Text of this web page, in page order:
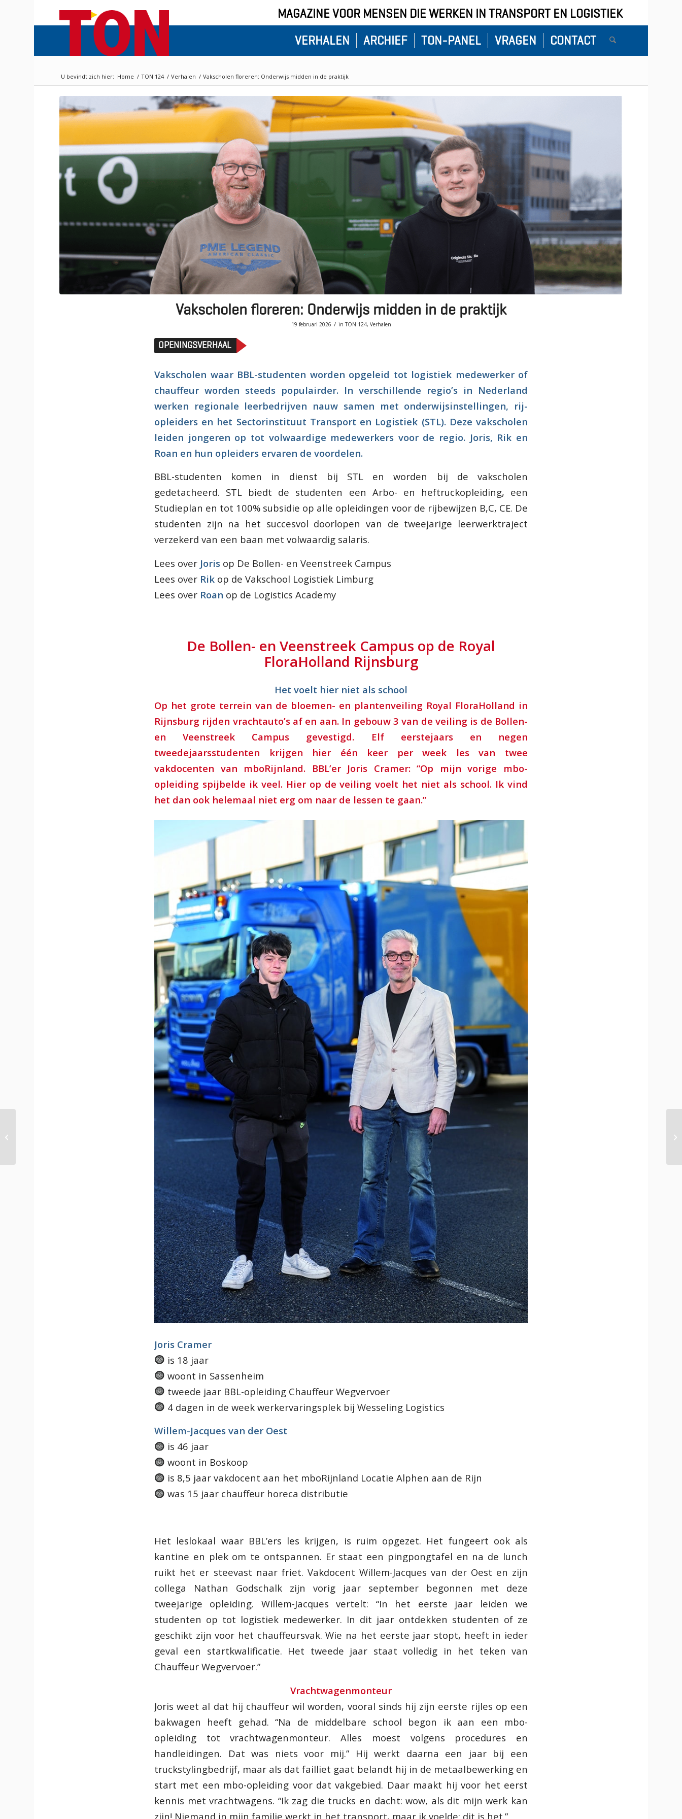
MAGAZINE VOOR MENSEN DIE WERKEN IN TRANSPORT EN LOGISTIEK
VERHALEN
ARCHIEF TON-PANEL VRAGEN CONTACT
U bevindt zich hier: Home / TON 124 / Verhalen / Vakscholen floreren: Onderwijs midden in de praktijk
Vakscholen floreren: Onderwijs midden in de praktijk
19 februari 2026 / in TON 124, Verhalen
OPENINGSVERHAAL
Vakscholen waar BBL-studenten worden opgeleid tot logistiek medewerker of
chauffeur worden steeds populairder. In verschillende regio’s in Nederland
werken regionale leerbedrijven nauw samen met onderwijsinstellingen, rij-
opleiders en het Sectorinstituut Transport en Logistiek (STL). Deze vakscholen
leiden jongeren op tot volwaardige medewerkers voor de regio. Joris, Rik en
Roan en hun opleiders ervaren de voordelen.
BBL-studenten komen in dienst bij STL en worden bij de vakscholen
gedetacheerd. STL biedt de studenten een Arbo- en heftruckopleiding, een
Studieplan en tot 100% subsidie op alle opleidingen voor de rijbewijzen B,C, CE. De
studenten zijn na het succesvol doorlopen van de tweejarige leerwerktraject
verzekerd van een baan met volwaardig salaris.
Lees over Joris op De Bollen- en Veenstreek Campus
Lees over Rik op de Vakschool Logistiek Limburg
Lees over Roan op de Logistics Academy
De Bollen- en Veenstreek Campus op de Royal
FloraHolland Rijnsburg
Het voelt hier niet als school
Op het grote terrein van de bloemen- en plantenveiling Royal FloraHolland in
Rijnsburg rijden vrachtauto’s af en aan. In gebouw 3 van de veiling is de Bollen-
en Veenstreek Campus gevestigd. Elf eerstejaars en negen
tweedejaarsstudenten krijgen hier één keer per week les van twee
vakdocenten van mboRijnland. BBL’er Joris Cramer: “Op mijn vorige mbo-
opleiding spijbelde ik veel. Hier op de veiling voelt het niet als school. Ik vind
het dan ook helemaal niet erg om naar de lessen te gaan.”
Joris Cramer
is 18 jaar
woont in Sassenheim
tweede jaar BBL-opleiding Chauffeur Wegvervoer
4 dagen in de week werkervaringsplek bij Wesseling Logistics
Willem-Jacques van der Oest
is 46 jaar
woont in Boskoop
is 8,5 jaar vakdocent aan het mboRijnland Locatie Alphen aan de Rijn
was 15 jaar chauffeur horeca distributie
Het leslokaal waar BBL’ers les krijgen, is ruim opgezet. Het fungeert ook als
kantine en plek om te ontspannen. Er staat een pingpongtafel en na de lunch
ruikt het er steevast naar friet. Vakdocent Willem-Jacques van der Oest en zijn
collega Nathan Godschalk zijn vorig jaar september begonnen met deze
tweejarige opleiding. Willem-Jacques vertelt: “In het eerste jaar leiden we
studenten op tot logistiek medewerker. In dit jaar ontdekken studenten of ze
geschikt zijn voor het chauffeursvak. Wie na het eerste jaar stopt, heeft in ieder
geval een startkwalificatie. Het tweede jaar staat volledig in het teken van
Chauffeur Wegvervoer.”
Vrachtwagenmonteur
Joris weet al dat hij chauffeur wil worden, vooral sinds hij zijn eerste rijles op een
bakwagen heeft gehad. “Na de middelbare school begon ik aan een mbo-
opleiding tot vrachtwagenmonteur. Alles moest volgens procedures en
handleidingen. Dat was niets voor mij.” Hij werkt daarna een jaar bij een
truckstylingbedrijf, maar als dat failliet gaat belandt hij in de metaalbewerking en
start met een mbo-opleiding voor dat vakgebied. Daar maakt hij voor het eerst
kennis met vrachtwagens. “Ik zag die trucks en dacht: wow, als dit mijn werk kan
zijn! Niemand in mijn familie werkt in het transport, maar ik voelde: dit is het.”